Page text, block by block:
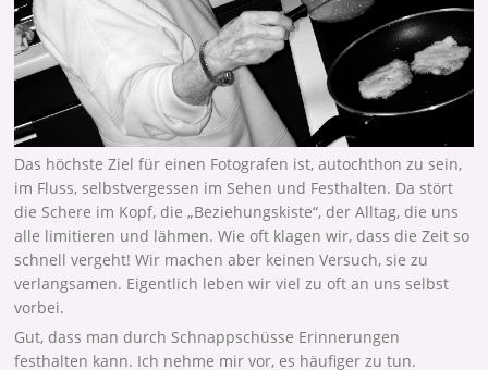
Das höchste Ziel für einen Fotografen ist, autochthon zu sein,
im Fluss, selbstvergessen im Sehen und Festhalten. Da stört
die Schere im Kopf, die „Beziehungskiste“, der Alltag, die uns
alle limitieren und lähmen. Wie oft klagen wir, dass die Zeit so
schnell vergeht! Wir machen aber keinen Versuch, sie zu
verlangsamen. Eigentlich leben wir viel zu oft an uns selbst
vorbei.
Gut, dass man durch Schnappschüsse Erinnerungen
festhalten kann. Ich nehme mir vor, es häufiger zu tun.